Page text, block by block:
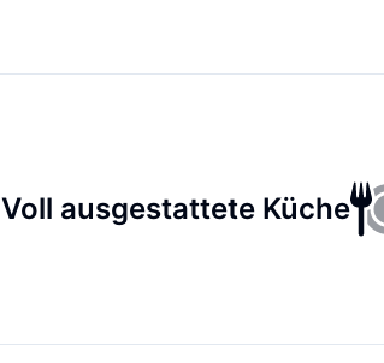
Voll ausgestattete Küche